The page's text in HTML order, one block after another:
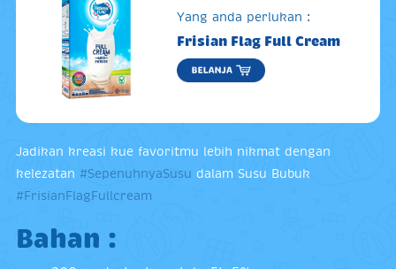
Yang anda perlukan :
Frisian Flag Full Cream
Jadikan kreasi kue favoritmu lebih nikmat dengan
kelezatan #SepenuhnyaSusu dalam Susu Bubuk
#FrisianFlagFullcream
Bahan :